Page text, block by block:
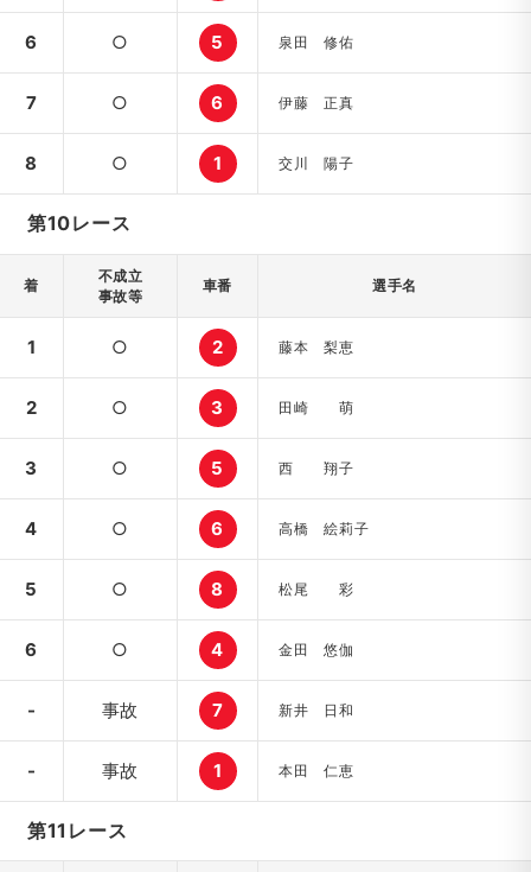
6 ○ 5 泉田 修佑
7 ○ 6 伊藤 正真
8 ○ 1 交川 陽子
第10レース
着
不成立
事故等
車番 選手名
1 ○ 2 藤本 梨恵
2 ○ 3 田崎 萌
3 ○ 5 西 翔子
4 ○ 6 高橋 絵莉子
5 ○ 8 松尾 彩
6 ○ 4 金田 悠伽
- 事故 7 新井 日和
- 事故 1 本田 仁恵
第11レース